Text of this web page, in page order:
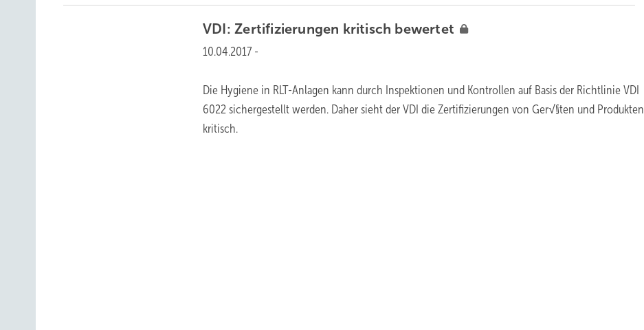
VDI: Zertifizierungen kritisch bewertet
10.04.2017 -
Die Hygiene in RLT-Anlagen kann durch Inspektionen und Kontrollen auf Basis der Richtlinie VDI
6022 sichergestellt werden. Daher sieht der VDI die Zertifizierungen von Ger√§ten und Produkten
kritisch.